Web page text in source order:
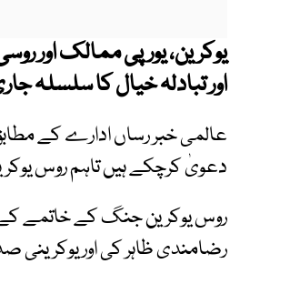
یوکرین، یورپی ممالک اور
اور تبادلہ خیال کا
عالمی خبر رساں ادارے کے
دعویٰ کرچکے ہیں تاہم روس
روس یوکرین جنگ کے خاتمے کے
رضامندی ظاہر کی اور یوکرینی